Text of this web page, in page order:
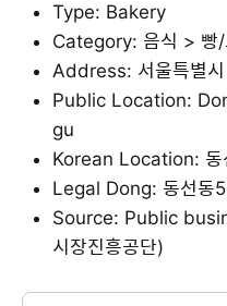
Type: Bakery
Category: 음식 > 빵/
Address: 서울특별
Public Location:
gu
Korean Location: 동
Legal Dong: 동선동
Source: Public
시장진흥공단)